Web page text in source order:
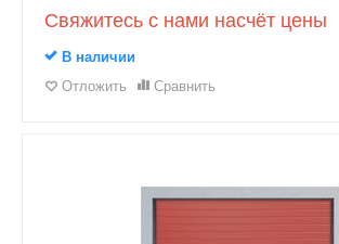
Свяжитесь с нами насчёт цены
В наличии
Отложить
Сравнить